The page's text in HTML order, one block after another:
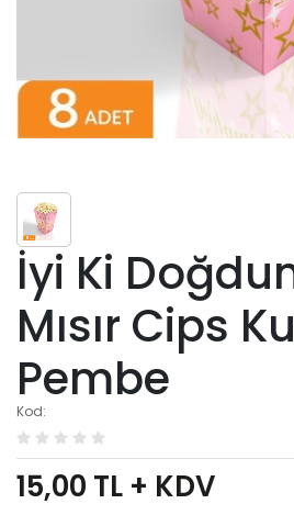
İyi Ki
Mısır Cips
Pembe
Kod:
15,00 TL + KDV